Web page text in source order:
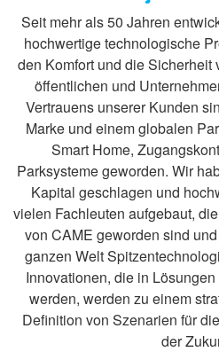
Seit mehr als 50 Jahren
hochwertige technologische
den Komfort und die Sicherheit
öffentlichen und
Vertrauens unserer Kunden
Marke und einem globalen
Smart Home,
Parksysteme geworden. Wir
Kapital geschlagen und
vielen Fachleuten aufgebaut,
von CAME geworden sind
ganzen Welt
Innovationen, die in
werden, werden zu einem
Definition von Szenarien für
der